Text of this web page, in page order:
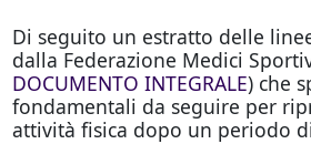
Di seguito un estratto delle
dalla Federazione Medici
DOCUMENTO INTEGRALE) che
fondamentali da seguire per
attività fisica dopo un periodo